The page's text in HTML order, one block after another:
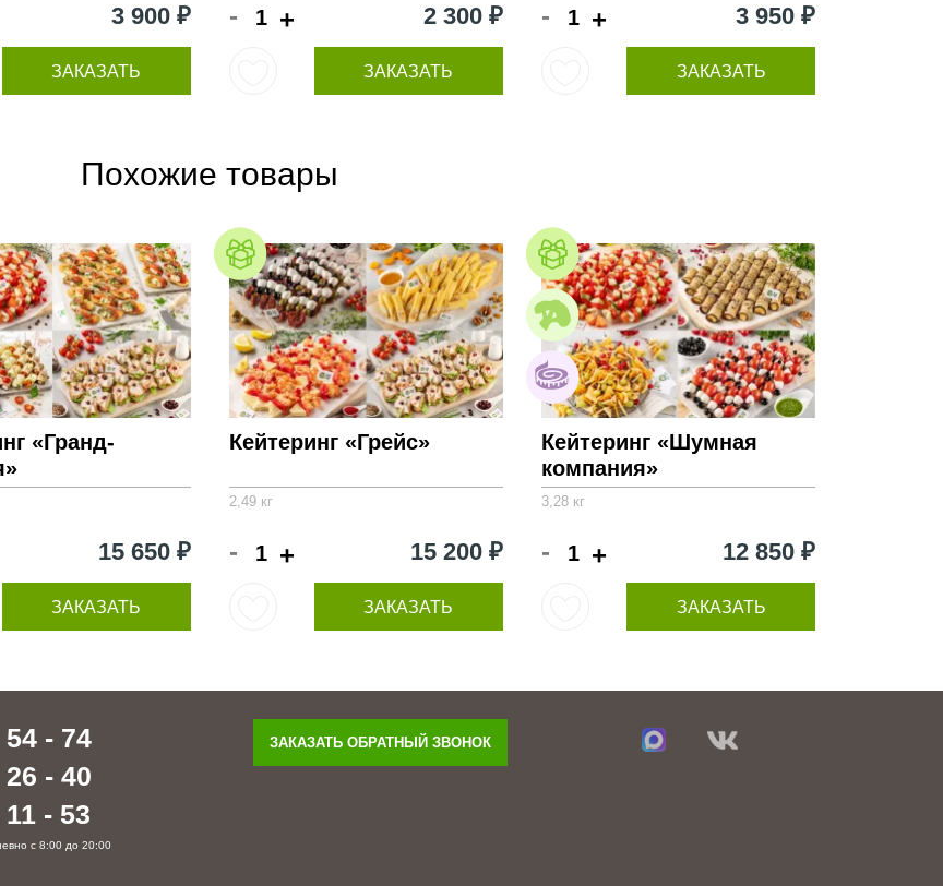
3 900 ₽
ЗАКАЗАТЬ
- + 2 300 ₽
ЗАКАЗАТЬ
- + 3 950 ₽
ЗАКАЗАТЬ
Похожие товары
«Гранд-
15 650 ₽
ЗАКАЗАТЬ
Кейтеринг «Грейс»
2,49 кг
- + 15 200 ₽
ЗАКАЗАТЬ
Кейтеринг «Шумная
компания»
3,28 кг
- + 12 850 ₽
ЗАКАЗАТЬ
- 74
- 40
- 53
с 8:00 до 20:00
ЗАКАЗАТЬ ОБРАТНЫЙ ЗВОНОК